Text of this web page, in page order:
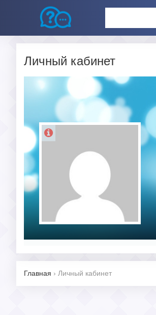
Личный кабинет
Главная › Личный кабинет